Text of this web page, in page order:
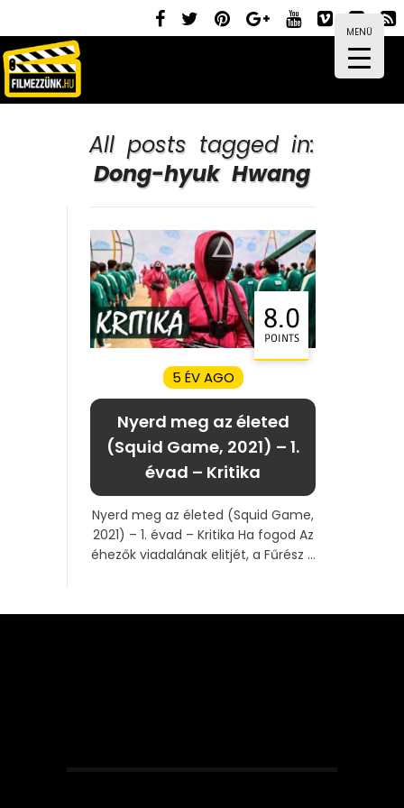
MENÜ
All posts tagged in:
Dong-hyuk Hwang
8.0
POINTS
5 ÉV AGO
Nyerd meg az életed
(Squid Game, 2021) – 1.
évad – Kritika
Nyerd meg az életed (Squid Game,
2021) – 1. évad – Kritika Ha fogod Az
éhezők viadalának elitjét, a Fűrész ...